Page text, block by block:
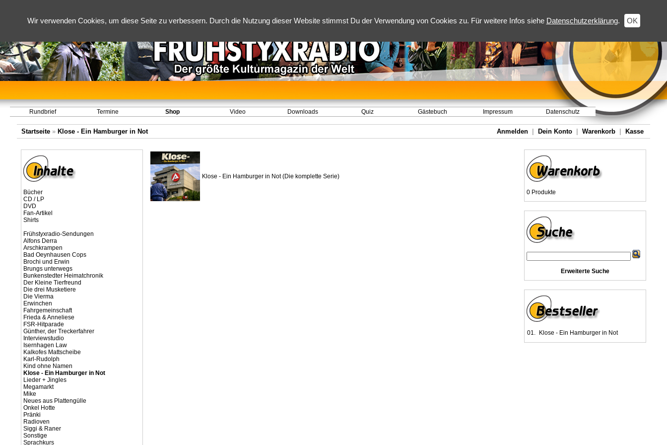
Wir verwenden Cookies, um diese Seite zu verbessern. Durch die Nutzung dieser Website stimmst Du der Verwendung von Cookies zu. Für weitere Infos siehe Datenschutzerklärung. OK
Rundbrief Termine Shop Video Downloads Quiz Gästebuch Impressum Datenschutz
Startseite » Klose - Ein Hamburger in Not Anmelden Dein Konto Warenkorb Kasse
Bücher
CD / LP
DVD
Fan-Artikel
Shirts
Frühstyxradio-Sendungen
Alfons Derra
Arschkrampen
Bad Oeynhausen Cops
Brochi und Erwin
Brungs unterwegs
Bunkenstedter Heimatchronik
Der Kleine Tierfreund
Die drei Musketiere
Die Vierma
Erwinchen
Fahrgemeinschaft
Frieda & Anneliese
FSR-Hitparade
Günther, der Treckerfahrer
Interviewstudio
Isernhagen Law
Kalkofes Mattscheibe
Karl-Rudolph
Kind ohne Namen
Klose - Ein Hamburger in Not
Lieder + Jingles
Megamarkt
Mike
Neues aus Plattengülle
Onkel Hotte
Pränki
Radioven
Siggi & Raner
Sonstige
Sprachkurs
Klose - Ein Hamburger in Not (Die komplette Serie)
0 Produkte
Erweiterte Suche
01. Klose - Ein Hamburger in Not